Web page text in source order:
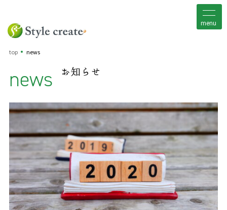
menu
top news
news お知らせ